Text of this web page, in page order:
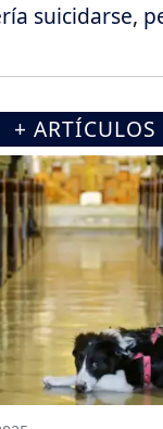
suicidarse,
+ ARTÍCULOS